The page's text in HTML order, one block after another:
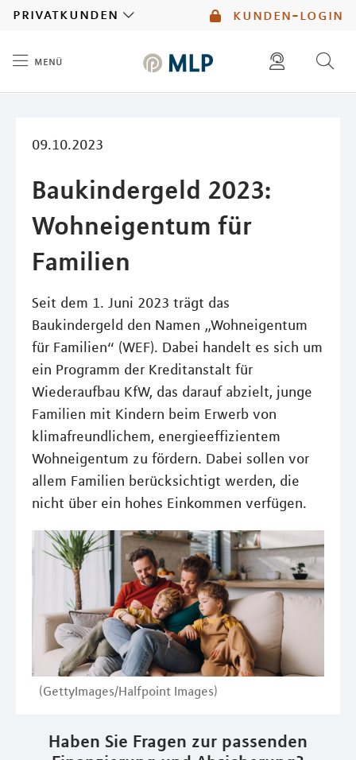
kunden-login
privatkunden
menü
09.10.2023
Baukindergeld 2023:
Wohneigentum für
Familien
Seit dem 1. Juni 2023 trägt das
Baukindergeld den Namen „Wohneigentum
für Familien“ (WEF). Dabei handelt es sich um
ein Programm der Kreditanstalt für
Wiederaufbau KfW, das darauf abzielt, junge
Familien mit Kindern beim Erwerb von
klimafreundlichem, energieeffizientem
Wohneigentum zu fördern. Dabei sollen vor
allem Familien berücksichtigt werden, die
nicht über ein hohes Einkommen verfügen.
(GettyImages/Halfpoint Images)
Haben Sie Fragen zur passenden